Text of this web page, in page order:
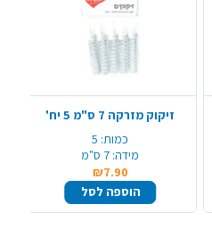
זיקוק מזרקה 7 ס"מ 5 יח'
כמות: 5
מידה: 7 ס"מ
₪7.90
הוספה לסל